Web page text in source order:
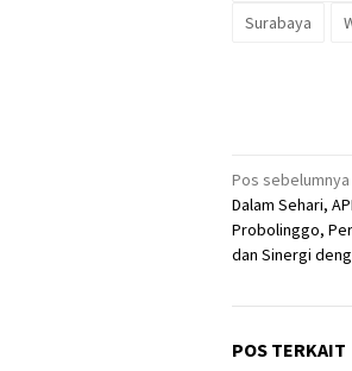
Surabaya
Navigasi
pos
Pos sebelumnya
Dalam Sehari,
Probolinggo,
dan Sinergi
POS TERKAIT